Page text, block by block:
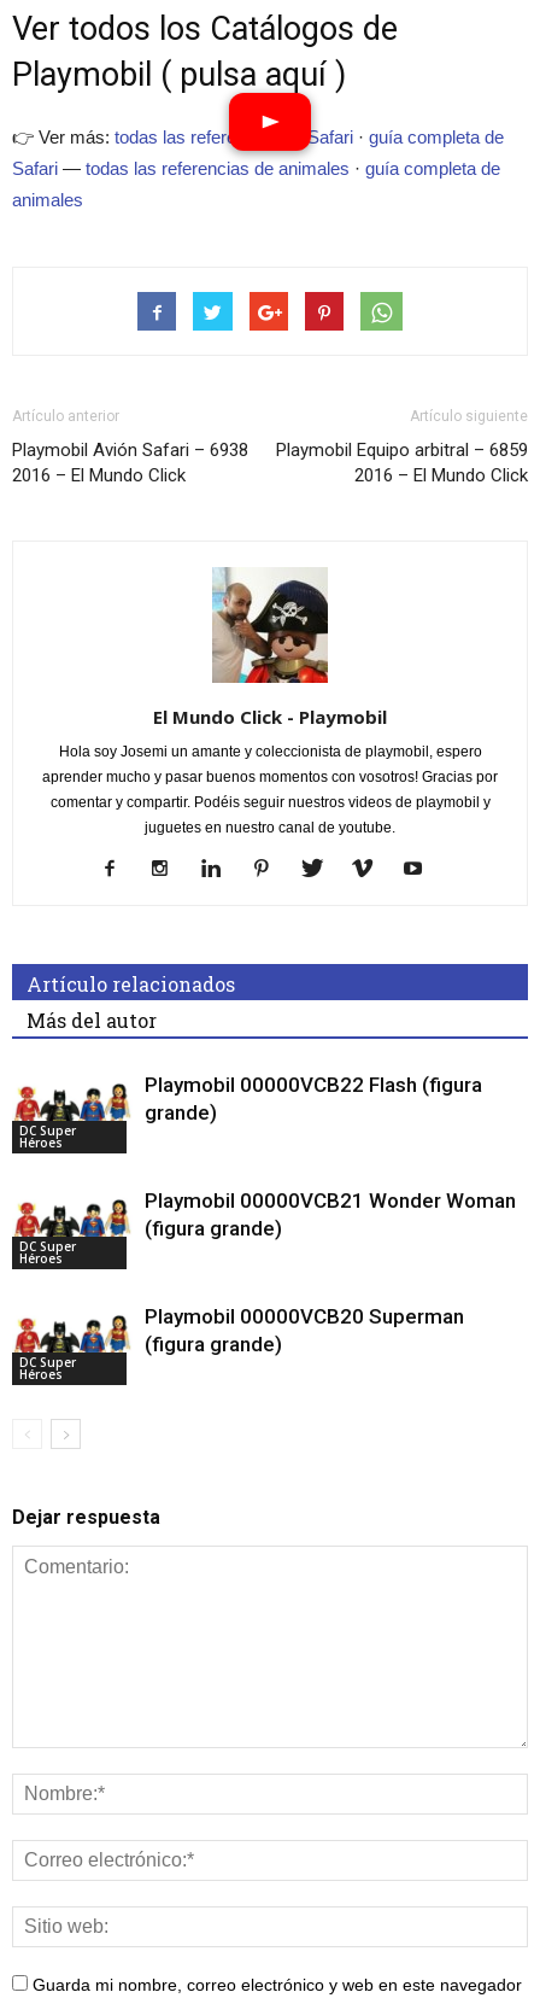
Ver todos los Catálogos de
Playmobil ( pulsa aquí )
👉 Ver más: todas las referencias de Safari · guía completa de
Safari — todas las referencias de animales · guía completa de
animales
Artículo anterior
Playmobil Avión Safari – 6938
2016 – El Mundo Click
Artículo siguiente
Playmobil Equipo arbitral – 6859
2016 – El Mundo Click
El Mundo Click - Playmobil
Hola soy Josemi un amante y coleccionista de playmobil, espero
aprender mucho y pasar buenos momentos con vosotros! Gracias por
comentar y compartir. Podéis seguir nuestros videos de playmobil y
juguetes en nuestro canal de youtube.
Artículo relacionados
Más del autor
DC Super
Héroes
Playmobil 00000VCB22 Flash (figura
grande)
DC Super
Héroes
Playmobil 00000VCB21 Wonder Woman
(figura grande)
DC Super
Héroes
Playmobil 00000VCB20 Superman
(figura grande)
Dejar respuesta
Guarda mi nombre, correo electrónico y web en este navegador